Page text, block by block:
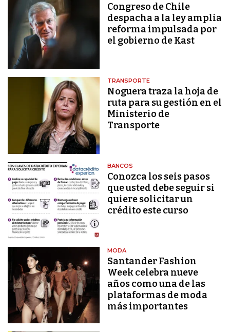
Congreso de Chile
despacha a la ley amplia
reforma impulsada por
el gobierno de Kast
TRANSPORTE
Noguera traza la hoja de
ruta para su gestión en el
Ministerio de
Transporte
BANCOS
Conozca los seis pasos
que usted debe seguir si
quiere solicitar un
crédito este curso
MODA
Santander Fashion
Week celebra nueve
años como una de las
plataformas de moda
más importantes